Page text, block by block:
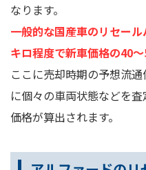
なります。
一般的な国産車のリセー
キロ程度で新車価格の40
ここに売却時期の予想流
に個々の車両状態などを
価格が算出されます。